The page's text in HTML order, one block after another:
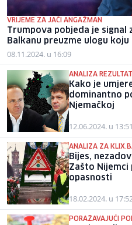
VRIJEME ZA JAČI ANGAŽMAN
Trumpova pobjeda je signal
Balkanu preuzme ulogu koju
08.11.2024. u 16:09
ANALIZA
Kako je
dominantno
Njemačkoj
12.06.2024. u 13:51
ANALIZA ZA
Bijes,
Zašto Nijemci
opasnosti
18.02.2024. u
PORAŽAVAJUĆI